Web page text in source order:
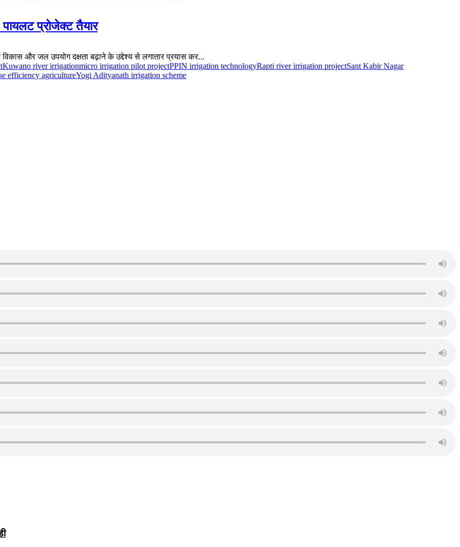
पायलट प्रोजेक्ट तैयार
और जल उपयोग दक्षता बढ़ाने के उद्देश्य से लगातार प्रयास कर...
Kuwano river irrigationmicro irrigation pilot projectPPIN irrigation technologyRapti river irrigation projectSant Kabir Nagar
efficiency agricultureYogi Adityanath irrigation scheme